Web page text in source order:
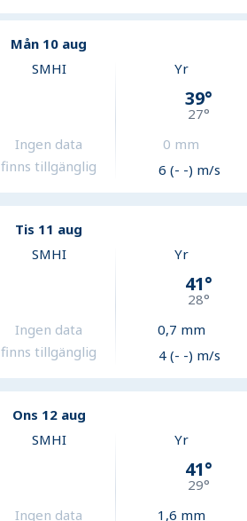
Mån 10 aug
SMHI
Ingen data
finns tillgänglig
Yr
39°
27°
0 mm
6 (- -) m/s
Tis 11 aug
SMHI
Ingen data
finns tillgänglig
Yr
41°
28°
0,7 mm
4 (- -) m/s
Ons 12 aug
SMHI
Ingen data
Yr
41°
29°
1,6 mm